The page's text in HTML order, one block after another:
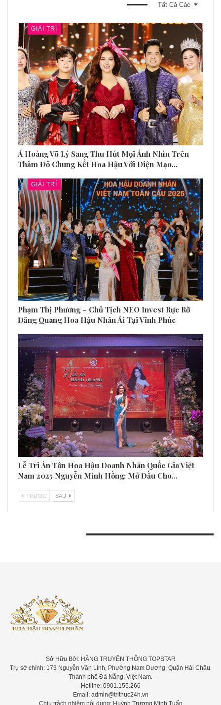
Tất Cả Các
GIẢI TRÍ
Á Hoàng Võ Lý Sang Thu Hút Mọi Ánh Nhìn Trên
Thảm Đỏ Chung Kết Hoa Hậu Với Diện Mạo…
GIẢI TRÍ
Phạm Thị Phương – Chủ Tịch NEO Invest Rực Rỡ
Đăng Quang Hoa Hậu Nhân Ái Tại Vĩnh Phúc
Lễ Tri Ân Tân Hoa Hậu Doanh Nhân Quốc Gia Việt
Nam 2025 Nguyễn Minh Hồng: Mở Đầu Cho…
TRƯƠC SAU
Sở Hữu Bởi: HÃNG TRUYỀN THÔNG TOPSTAR
Trụ sở chính: 173 Nguyễn Văn Linh, Phường Nam Dương, Quận Hải Châu,
Thành phố Đà Nẵng, Việt Nam.
Hotline: 0901.155.266
Email: admin@trithuc24h.vn